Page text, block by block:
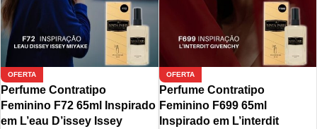
OFERTA
Perfume Contratipo
Feminino F72 65ml Inspirado
em L’eau D’issey Issey
OFERTA
Perfume Contratipo
Feminino F699 65ml
Inspirado em L’interdit